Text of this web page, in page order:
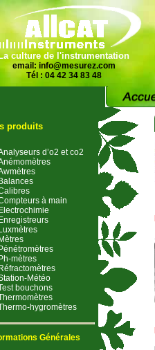
culture de l'instrumentation
email: info@mesurez.com
Tél : 04 42 34 83 48
produits
d’o2 et co2
Balances
à main
Electrochimie
Enregistreurs
Luxmètres
Mètres
Pénétromètres
Ph-mètres
Réfractomètres
Météo
bouchons
hygromètres
Générales